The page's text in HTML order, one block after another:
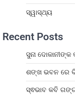
ସ୍ୱାସ୍ଥ୍ୟ
Recent Posts
ସୁନା
ଶଙ୍ଖ ଭବନ ରେ
ସ୍ଵଭାବ କବି